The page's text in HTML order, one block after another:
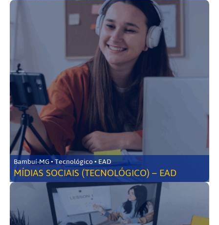
Bambuí-MG • Tecnológico • EAD
MÍDIAS SOCIAIS (TECNOLÓGICO) – EAD